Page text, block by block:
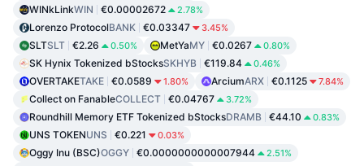
WINkLinkWIN €0.00002672 2.78%
Lorenzo ProtocolBANK €0.03347 3.45%
SLTSLT €2.26 0.50% MetYaMY €0.0267 0.80%
SK Hynix Tokenized bStocksSKHYB €119.84 0.46%
OVERTAKETAKE €0.0589 1.80% ArciumARX €0.1125 7.84%
Collect on FanableCOLLECT €0.04767 3.72%
Roundhill Memory ETF Tokenized bStocksDRAMB €44.10 0.83%
UNS TOKENUNS €0.221 0.03%
Oggy Inu (BSC)OGGY €0.0000000000007944 2.51%